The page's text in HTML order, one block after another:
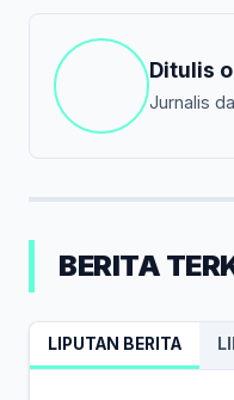
Ditulis
Jurnalis
BERITA
LIPUTAN BERITA